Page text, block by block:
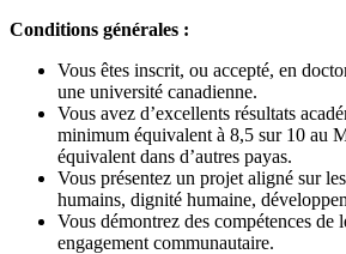
Conditions générales :
Vous êtes inscrit, ou accepté, en
une université canadienne.
Vous avez d’excellents résultats
minimum équivalent à 8,5 sur 10 au
équivalent dans d’autres payas.
Vous présentez un projet aligné sur
humains, dignité humaine,
Vous démontrez des compétences de
engagement communautaire.